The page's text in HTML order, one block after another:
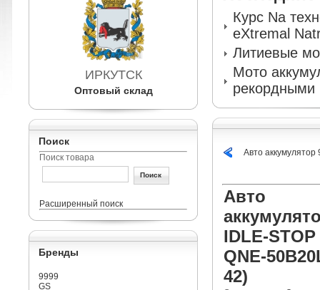
ИРКУТСК
Оптовый склад
Поиск
Поиск товара
Расширенный поиск
Бренды
9999
GS
Курс Na
eXtremal
Литиевые
Мото
рекордными
Авто
Авто
IDLE-
QNE-
42)